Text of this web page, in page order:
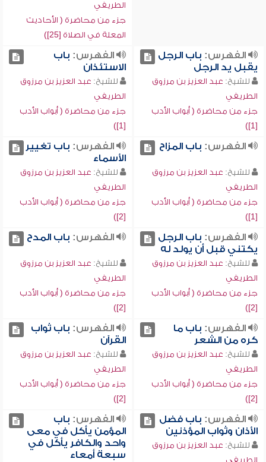
الطريفي
جزء من محاضرة ( الأحاديث
المعلة في الصلاة [25])
الفهرس: باب الرجل
يقبل يد الرجل
للشيخ: عبد العزيز بن مرزوق
الطريفي
جزء من محاضرة ( أبواب الأدب
[1])
الفهرس: باب
الاستئذان
للشيخ: عبد العزيز بن مرزوق
الطريفي
جزء من محاضرة ( أبواب الأدب
[1])
الفهرس: باب المزاح
للشيخ: عبد العزيز بن مرزوق
الطريفي
جزء من محاضرة ( أبواب الأدب
[1])
الفهرس: باب تغيير
الأسماء
للشيخ: عبد العزيز بن مرزوق
الطريفي
جزء من محاضرة ( أبواب الأدب
[2])
الفهرس: باب الرجل
يكتني قبل أن يولد له
للشيخ: عبد العزيز بن مرزوق
الطريفي
جزء من محاضرة ( أبواب الأدب
[2])
الفهرس: باب المدح
للشيخ: عبد العزيز بن مرزوق
الطريفي
جزء من محاضرة ( أبواب الأدب
[2])
الفهرس: باب ما
كره من الشعر
للشيخ: عبد العزيز بن مرزوق
الطريفي
جزء من محاضرة ( أبواب الأدب
[2])
الفهرس: باب ثواب
القرآن
للشيخ: عبد العزيز بن مرزوق
الطريفي
جزء من محاضرة ( أبواب الأدب
[2])
الفهرس: باب فضل
الأذان وثواب المؤذنين
للشيخ: عبد العزيز بن مرزوق
الطريفي
الفهرس: باب
المؤمن يأكل في معى
واحد والكافر يأكل في
سبعة أمعاء